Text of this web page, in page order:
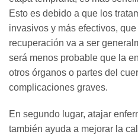
Esto es debido a que los
invasivos y más efectivos,
recuperación va a ser
será menos probable que la
otros órganos o partes del
complicaciones graves.
En segundo lugar, atajar
también ayuda a mejorar la